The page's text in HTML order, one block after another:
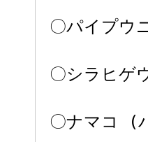
〇パイプウ
〇シラヒゲ
〇ナマコ (